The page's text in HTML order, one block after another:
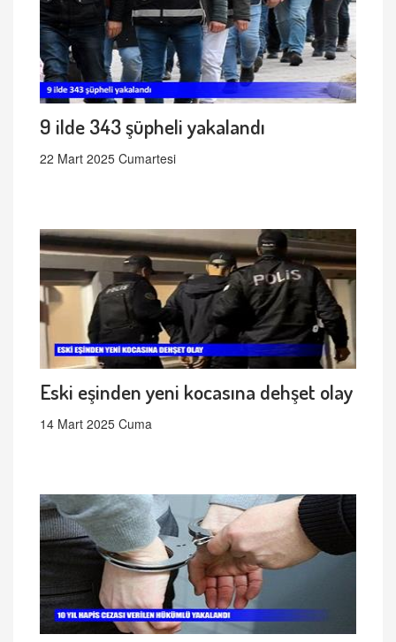
9 ilde 343 şüpheli yakalandı
22 Mart 2025 Cumartesi
Eski eşinden yeni kocasına dehşet olay
14 Mart 2025 Cuma